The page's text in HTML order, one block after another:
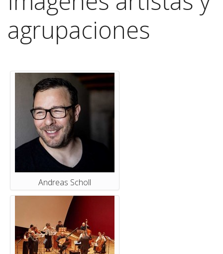
agrupaciones
Andreas Scholl